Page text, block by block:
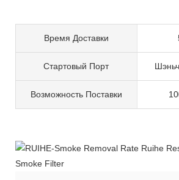
Время Доставки
Стартовый Порт
Возможность Поставки